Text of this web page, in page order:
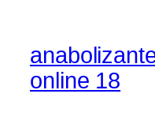
online 18